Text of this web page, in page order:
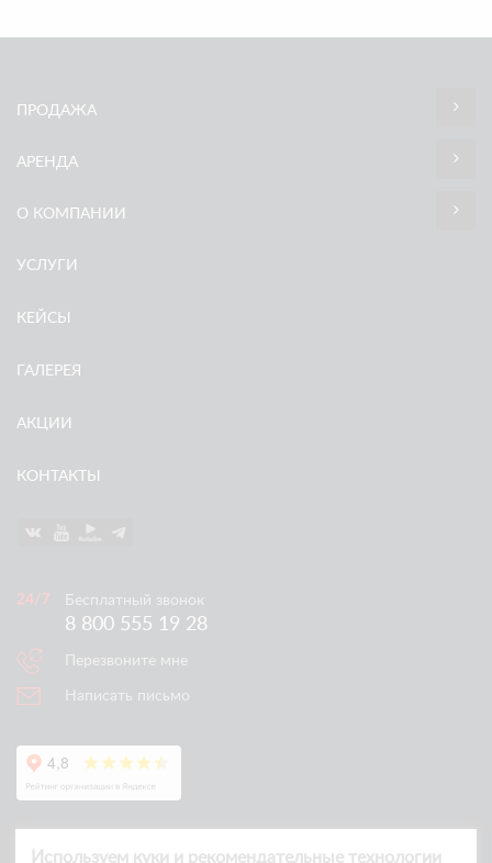
ПРОДАЖА
АРЕНДА
О КОМПАНИИ
УСЛУГИ
КЕЙСЫ
ГАЛЕРЕЯ
АКЦИИ
КОНТАКТЫ
Бесплатный звонок
8 800 555 19 28
Перезвоните мне
Написать письмо
Используем куки и рекомендательные технологии